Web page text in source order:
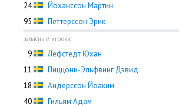
24
Йоханссон Мартин
95
Петтерссон Эрик
запасные игроки:
9
Лёфстедт Юхан
11
Пиццони-Эльфвинг Дэвид
18
Андерссон Йоаким
40
Гильям Адам